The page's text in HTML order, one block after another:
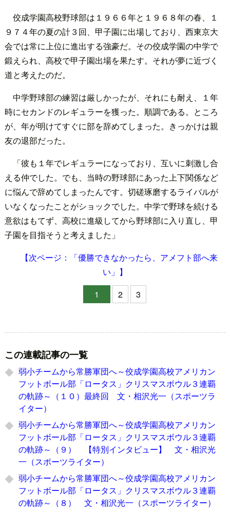
佼成学園高校野球部は１９６６年と１９６８年の春、１
９７４年の夏の計３回、甲子園に出場しており、西東京大
会では常に上位に進出する強豪だ。その佼成学園の中学で
鍛えられ、高校で甲子園出場を果たす。それが夢に近づく
道と考えたのだ。
中学野球部の練習は厳しかったが、それにも耐え、１年
時にセカンドのレギュラーを獲った。順調である。ところ
が、年が明けてすぐに部を辞めてしまった。きっかけは親
友の退部だった。
「彼も１年でレギュラーになっており、互いに刺激し合
える仲でした。でも、当時の野球部にあった上下関係など
に悩んで辞めてしまったんです。切磋琢磨するライバルが
いなくなったことがショックでした。中学で野球を続ける
意欲はもてず、高校に進級してから野球部に入り直し、甲
子園を目指そうと考えました」
【次ページ：「優勝できなかったら、アメフト部へ来
い」】
1
2 3
この連載記事の一覧
弱小チームから常勝軍団へ～佼成学園高校アメリカン
フットボール部「ロータス」クリスマスボウル３連覇
の軌跡～（１０）最終回 文・相沢光一（スポーツラ
イター）
弱小チームから常勝軍団へ～佼成学園高校アメリカン
フットボール部「ロータス」クリスマスボウル３連覇
の軌跡～（９） 【特別インタビュー】 文・相沢光
一（スポーツライター）
弱小チームから常勝軍団へ～佼成学園高校アメリカン
フットボール部「ロータス」クリスマスボウル３連覇
の軌跡～（８） 文・相沢光一（スポーツライター）